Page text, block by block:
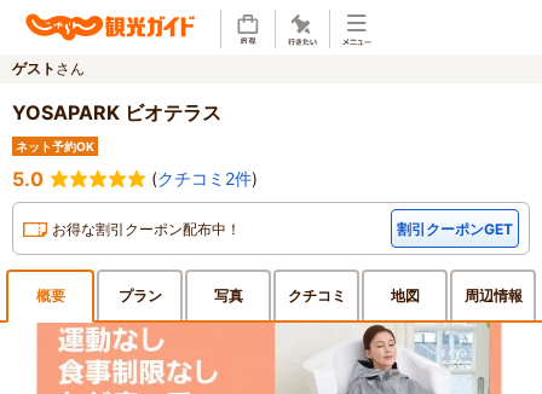
ゲスト さん
YOSAPARK ビオテラス
ネット予約OK
5.0 (クチコミ2件)
お得な割引クーポン配布中！ 割引クーポンGET
概要 プラン 写真 クチコミ 地図 周辺情報